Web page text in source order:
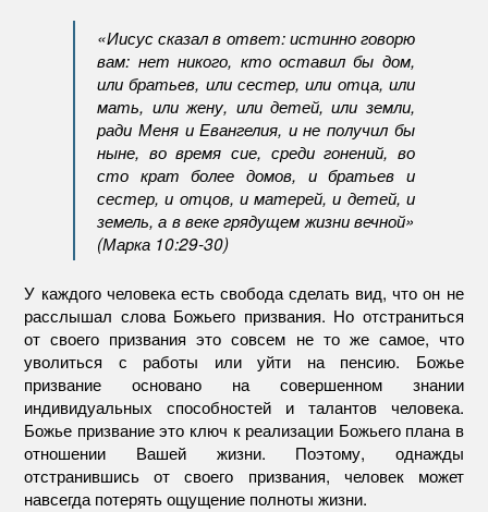
«Иисус сказал в ответ: истинно говорю
вам: нет никого, кто оставил бы дом,
или братьев, или сестер, или отца, или
мать, или жену, или детей, или земли,
ради Меня и Евангелия, и не получил бы
ныне, во время сие, среди гонений, во
сто крат более домов, и братьев и
сестер, и отцов, и матерей, и детей, и
земель, а в веке грядущем жизни вечной»
(Марка 10:29-30)
У каждого человека есть свобода сделать вид, что он не
расслышал слова Божьего призвания. Но отстраниться
от своего призвания это совсем не то же самое, что
уволиться с работы или уйти на пенсию. Божье
призвание основано на совершенном знании
индивидуальных способностей и талантов человека.
Божье призвание это ключ к реализации Божьего плана в
отношении Вашей жизни. Поэтому, однажды
отстранившись от своего призвания, человек может
навсегда потерять ощущение полноты жизни.